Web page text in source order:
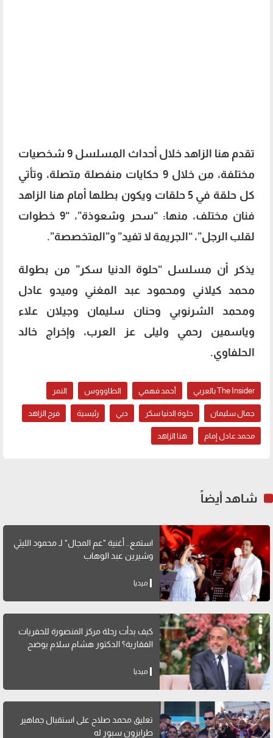
تقدم هنا الزاهد خلال أحداث المسلسل 9 شخصيات
مختلفة، من خلال 9 حكايات منفصلة متصلة، وتأتي
كل حلقة في 5 حلقات ويكون بطلها أمام هنا الزاهد
فنان مختلف، منها: “سحر وشعوذة”، “9 خطوات
لقلب الرجل”، “الجريمة لا تفيد” و”المتخصصة”.
يذكر أن مسلسل “حلوة الدنيا سكر” من بطولة
محمد كيلاني ومحمود عبد المغني وميدو عادل
ومحمد الشرنوبي وحنان سليمان وجيلان علاء
وياسمين رحمي وليلى عز العرب، وإخراج خالد
الحلفاوي.
The Insider بالعربي أحمد فهمي الطاوووس النمر
جمال سليمان حلوة الدنيا سكر دبي رئيسية فرح الزاهد
محمد عادل إمام هنا الزاهد
شاهد أيضاً
استمع.. أغنية "عم المجال" لـ محمود الليثي
وشيرين عبد الوهاب
ميديا
كيف بدأت رحلة مركز المنصورة للحفريات
الفقارية؟ الدكتور هشام سلام يوضح
ميديا
تعليق محمد صلاح على استقبال جماهير
طرابزون سبور له